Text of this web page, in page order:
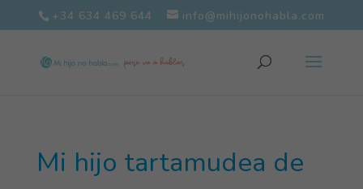
+34 634 469 644 info@mihijonohabla.com
Mi hijo tartamudea de